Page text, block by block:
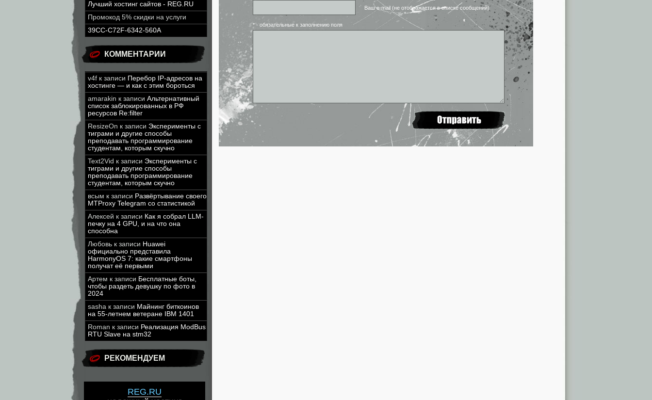
Лучший хостинг сайтов - REG.RU
Промокод 5% скидки на услуги
39CC-C72F-6342-560A
КОММЕНТАРИИ
v4f к записи Перебор IP-адресов на
хостинге — и как с этим бороться
amarakin к записи Альтернативный
список заблокированных в РФ
ресурсов Re:filter
ResizeOn к записи Эксперименты с
тиграми и другие способы
преподавать программирование
студентам, которым скучно
Text2Vid к записи Эксперименты с
тиграми и другие способы
преподавать программирование
студентам, которым скучно
всым к записи Развёртывание своего
MTProxy Telegram со статистикой
Алексей к записи Как я собрал LLM-
печку на 4 GPU, и на что она
способна
Любовь к записи Huawei
официально представила
HarmonyOS 7: какие смартфоны
получат её первыми
Артем к записи Бесплатные боты,
чтобы раздеть девушку по фото в
2024
sasha к записи Майнинг биткоинов
на 55-летнем ветеране IBM 1401
Roman к записи Реализация ModBus
RTU Slave на stm32
РЕКОМЕНДУЕМ
REG.RU
Ваш e-mail (не отображается в списке сообщений)
* - обязательные к заполнению поля